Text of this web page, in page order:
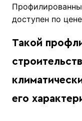
доступен по
Такой
его